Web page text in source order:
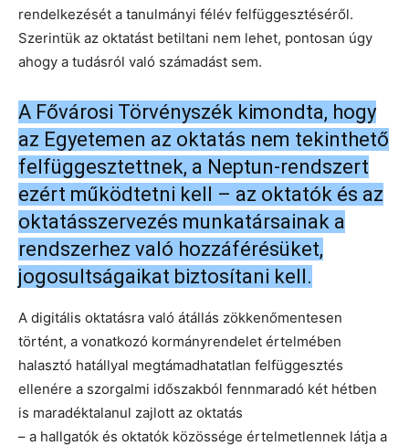
rendelkezését a tanulmányi félév felfüggesztéséről.
Szerintük az oktatást betiltani nem lehet, pontosan úgy
ahogy a tudásról való számadást sem.
A Fővárosi Törvényszék kimondta, hogy
az Egyetemen az oktatás nem tekinthető
felfüggesztettnek, a Neptun-rendszert
ezért működtetni kell – az oktatók és az
oktatásszervezés munkatársainak a
rendszerhez való hozzáférésüket,
jogosultságaikat biztosítani kell.
A digitális oktatásra való átállás zökkenőmentesen
történt, a vonatkozó kormányrendelet értelmében
halasztó hatállyal megtámadhatatlan felfüggesztés
ellenére a szorgalmi időszakból fennmaradó két hétben
is maradéktalanul zajlott az oktatás
– a hallgatók és oktatók közössége értelmetlennek látja a